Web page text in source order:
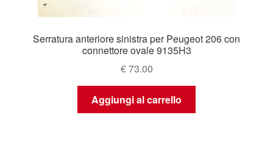
Serratura anteriore sinistra per Peugeot 206 con
connettore ovale 9135H3
€73.00
Aggiungi al carrello